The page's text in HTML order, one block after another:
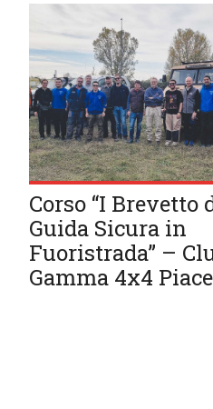
Corso “I Brevetto
Guida Sicura in
Fuoristrada” –
Gamma 4x4